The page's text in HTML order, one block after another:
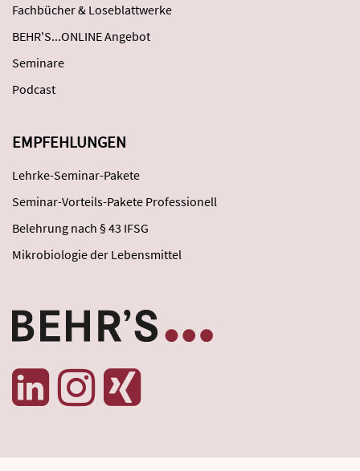
Fachbücher & Loseblattwerke
BEHR'S...ONLINE Angebot
Seminare
Podcast
EMPFEHLUNGEN
Lehrke-Seminar-Pakete
Seminar-Vorteils-Pakete Professionell
Belehrung nach § 43 IFSG
Mikrobiologie der Lebensmittel